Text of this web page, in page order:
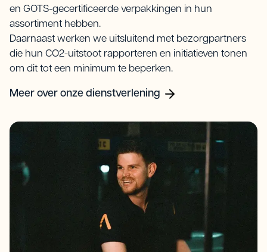
en GOTS-gecertificeerde verpakkingen in hun
assortiment hebben.
Daarnaast werken we uitsluitend met bezorgpartners
die hun CO2-uitstoot rapporteren en initiatieven tonen
om dit tot een minimum te beperken.
Meer over onze dienstverlening